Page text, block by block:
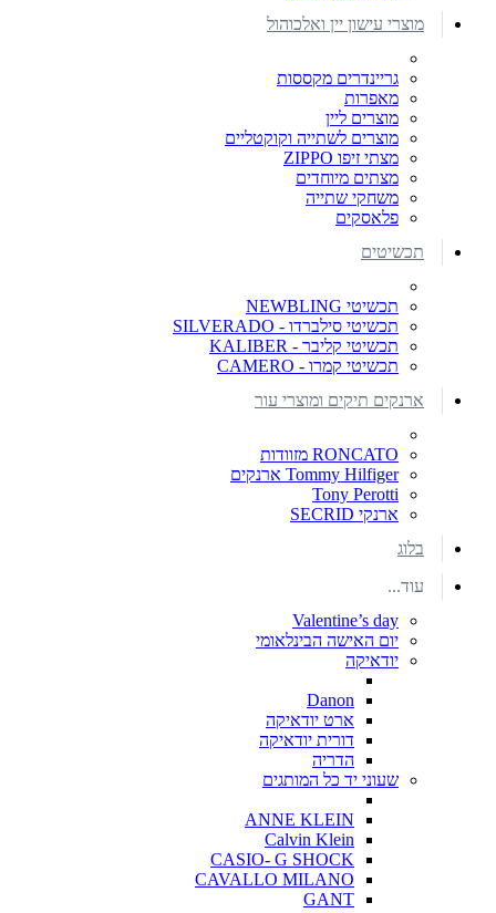
מוצרי עישון יין ואלכוהול
גריינדרים מקססות
מאפרות
מוצרים ליין
מוצרים לשתייה וקוקטליים
מצתי זיפו ZIPPO
מצתים מיוחדים
משחקי שתייה
פלאסקים
תכשיטים
תכשיטי NEWBLING
תכשיטי סילברדו - SILVERADO
תכשיטי קליבר - KALIBER
תכשיטי קמרו - CAMERO
ארנקים תיקים ומוצרי עור
RONCATO מזוודות
Tommy Hilfiger ארנקים
Tony Perotti
ארנקי SECRID
בלוג
עוד...
Valentine’s day
יום האישה הבינלאומי
יודאיקה
Danon
ארט יודאיקה
דורית יודאיקה
הדריה
שעוני יד כל המותגים
ANNE KLEIN
Calvin Klein
CASIO- G SHOCK
CAVALLO MILANO
GANT